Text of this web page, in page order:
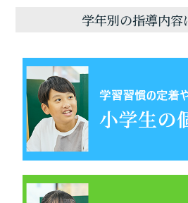
学年別の指導内容